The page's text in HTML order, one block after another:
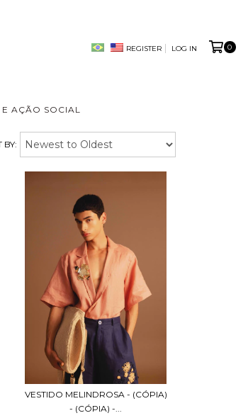
REGISTER LOG IN 0
AÇÃO SOCIAL
BY:
VESTIDO MELINDROSA - (CÓPIA)
- (CÓPIA) -...